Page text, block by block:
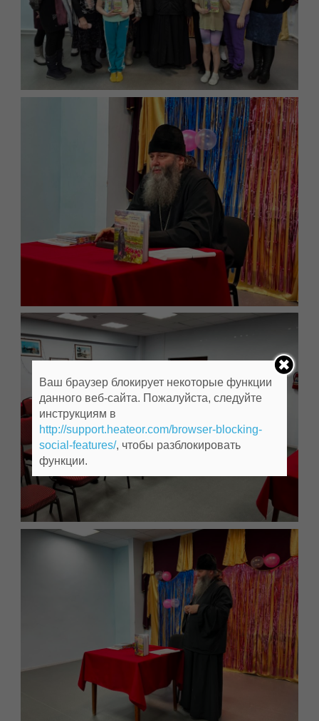
Ваш браузер блокирует некоторые функции
данного веб-сайта. Пожалуйста, следуйте
инструкциям в
http://support.heateor.com/browser-blocking-
social-features/, чтобы разблокировать
функции.